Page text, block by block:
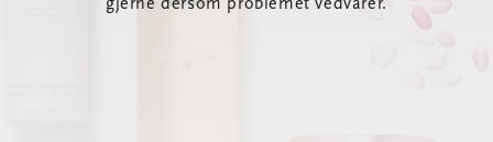
gjerne dersom problemet vedvarer.